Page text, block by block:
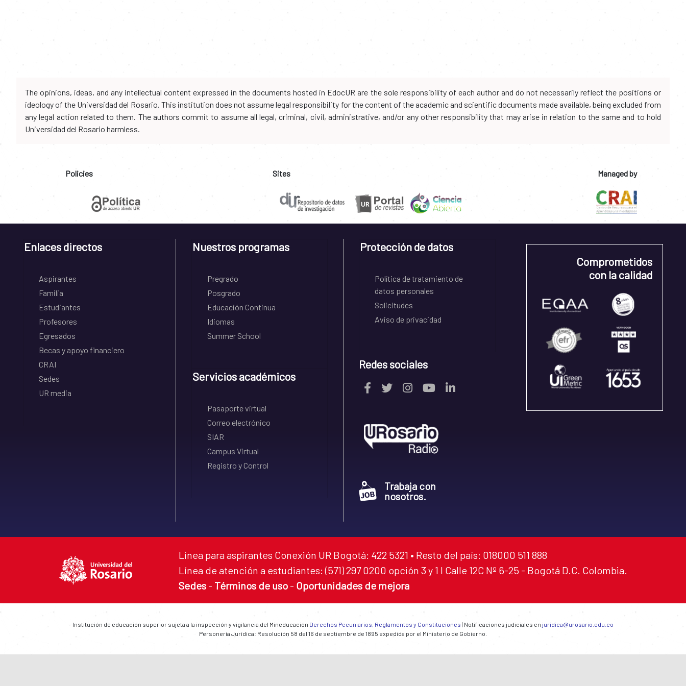
The opinions, ideas, and any intellectual content expressed in the documents hosted in EdocUR are the sole responsibility of each author and do not necessarily reflect the positions or
ideology of the Universidad del Rosario. This institution does not assume legal responsibility for the content of the academic and scientific documents made available, being excluded from
any legal action related to them. The authors commit to assume all legal, criminal, civil, administrative, and/or any other responsibility that may arise in relation to the same and to hold
Universidad del Rosario harmless.
Policies Sites Managed by
Enlaces directos
Aspirantes
Familia
Estudiantes
Profesores
Egresados
Becas y apoyo financiero
CRAI
Sedes
UR media
Nuestros programas
Pregrado
Posgrado
Educación Continua
Idiomas
Summer School
Servicios académicos
Pasaporte virtual
Correo electrónico
SIAR
Campus Virtual
Registro y Control
Protección de datos
Política de tratamiento de
datos personales
Solicitudes
Aviso de privacidad
Redes sociales
Trabaja con
nosotros.
Comprometidos
con la calidad
Línea para aspirantes Conexión UR Bogotá: 422 5321 • Resto del país: 018000 511 888
Línea de atención a estudiantes: (571) 297 0200 opción 3 y 1 I Calle 12C Nº 6-25 - Bogotá D.C. Colombia.
Sedes - Términos de uso - Oportunidades de mejora
Institución de educación superior sujeta a la inspección y vigilancia del Mineducación Derechos Pecuniarios, Reglamentos y Constituciones | Notificaciones judiciales en juridica@urosario.edu.co
Personería Jurídica: Resolución 58 del 16 de septiembre de 1895 expedida por el Ministerio de Gobierno.